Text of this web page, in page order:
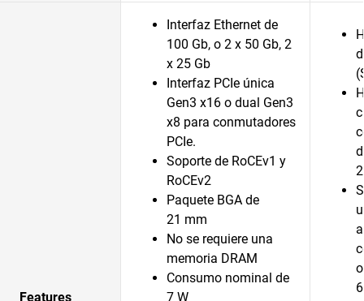
Features
Interfaz Ethernet de
100 Gb, o 2 x 50 Gb, 2
x 25 Gb
Interfaz PCIe única
Gen3 x16 o dual Gen3
x8 para conmutadores
PCIe.
Soporte de RoCEv1 y
RoCEv2
Paquete BGA de
21 mm
No se requiere una
memoria DRAM
Consumo nominal de
7 W